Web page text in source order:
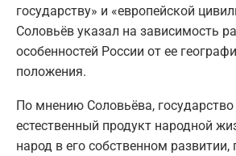
государству» и «европейской
Соловьёв указал на зависимость
особенностей России от ее
положения.
По мнению Соловьёва,
естественный продукт народной
народ в его собственном развитии,